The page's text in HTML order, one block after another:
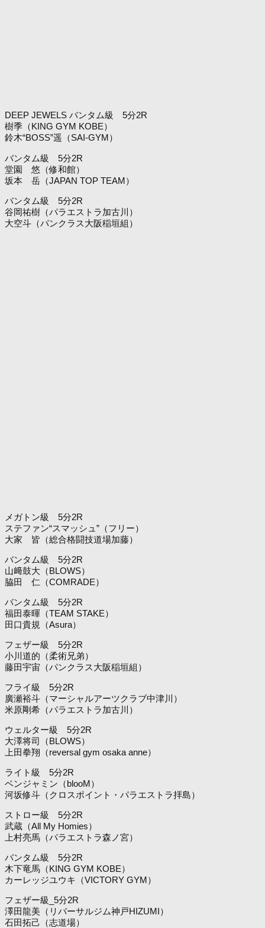
DEEP JEWELS バンタム級 5分2R
樹季（KING GYM KOBE）
鈴木“BOSS”遥（SAI-GYM）
バンタム級 5分2R
堂園 悠（修和館）
坂本 岳（JAPAN TOP TEAM）
バンタム級 5分2R
谷岡祐樹（パラエストラ加古川）
大空斗（パンクラス大阪稲垣組）
メガトン級 5分2R
ステファン“スマッシュ”（フリー）
大家 皆（総合格闘技道場加藤）
バンタム級 5分2R
山﨑鼓大（BLOWS）
脇田 仁（COMRADE）
バンタム級 5分2R
福田泰暉（TEAM STAKE）
田口貴規（Asura）
フェザー級 5分2R
小川道的（柔術兄弟）
藤田宇宙（パンクラス大阪稲垣組）
フライ級 5分2R
廣瀬裕斗（マーシャルアーツクラブ中津川）
米原剛希（パラエストラ加古川）
ウェルター級 5分2R
大澤将司（BLOWS）
上田拳翔（reversal gym osaka anne）
ライト級 5分2R
ベンジャミン（blooM）
河坂修斗（クロスポイント・パラエストラ拝島）
ストロー級 5分2R
武蔵（All My Homies）
上村亮馬（パラエストラ森ノ宮）
バンタム級 5分2R
木下竜馬（KING GYM KOBE）
カーレッジユウキ（VICTORY GYM）
フェザー級_5分2R
澤田龍美（リバーサルジム神戸HIZUMI）
石田拓己（志道場）